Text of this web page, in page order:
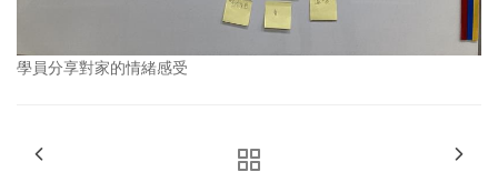
學員分享對家的情緒感受